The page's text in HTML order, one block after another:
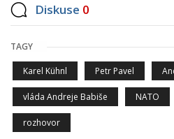
Diskuse 0
TAGY
Karel Kühnl Petr Pavel
vláda Andreje Babiše NATO
rozhovor